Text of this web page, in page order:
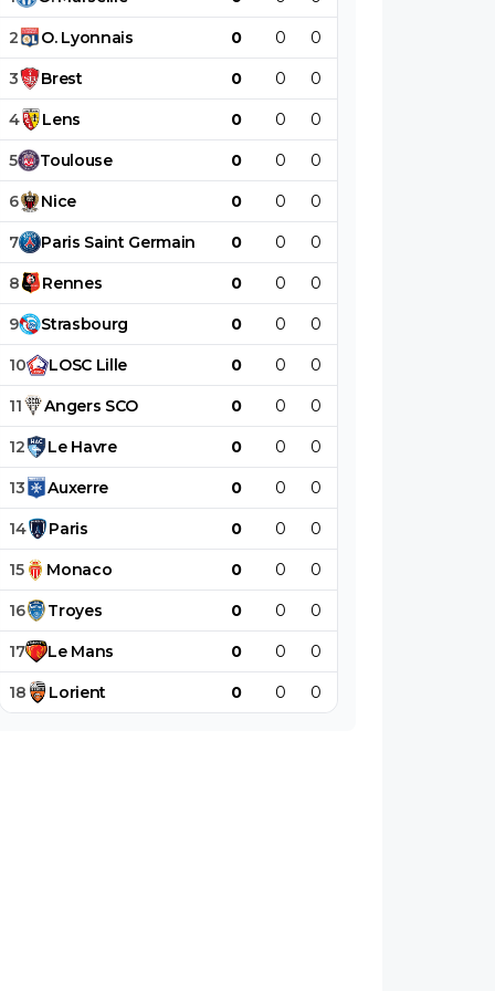
2 O. Lyonnais 0 0 0
3 Brest 0 0 0
4 Lens 0 0 0
5 Toulouse 0 0 0
6 Nice 0 0 0
7 Paris Saint Germain 0 0 0
8 Rennes 0 0 0
9 Strasbourg 0 0 0
10 LOSC Lille 0 0 0
11 Angers SCO 0 0 0
12 Le Havre 0 0 0
13 Auxerre 0 0 0
14 Paris 0 0 0
15 Monaco 0 0 0
16 Troyes 0 0 0
17 Le Mans 0 0 0
18 Lorient 0 0 0